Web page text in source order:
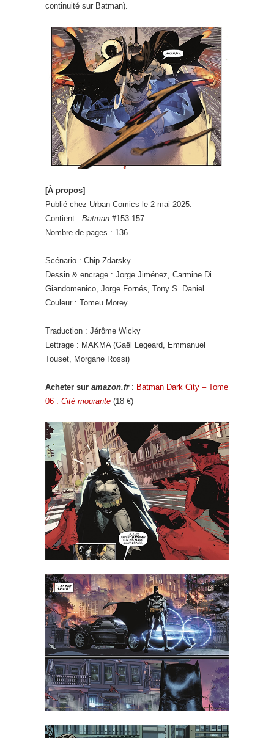
continuité sur Batman).
[À propos]
Publié chez Urban Comics le 2 mai 2025.
Contient : Batman #153-157
Nombre de pages : 136
Scénario : Chip Zdarsky
Dessin & encrage : Jorge Jiménez, Carmine Di
Giandomenico, Jorge Fornés, Tony S. Daniel
Couleur : Tomeu Morey
Traduction : Jérôme Wicky
Lettrage : MAKMA (Gaël Legeard, Emmanuel
Touset, Morgane Rossi)
Acheter sur amazon.fr: Batman Dark City – Tome
06 : Cité mourante (18 €)